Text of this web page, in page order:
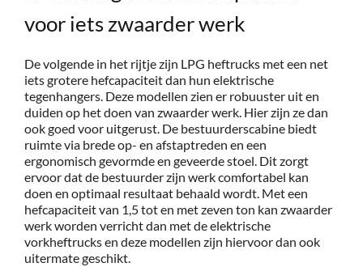
voor iets zwaarder werk
De volgende in het rijtje zijn LPG heftrucks met een net
iets grotere hefcapaciteit dan hun elektrische
tegenhangers. Deze modellen zien er robuuster uit en
duiden op het doen van zwaarder werk. Hier zijn ze dan
ook goed voor uitgerust. De bestuurderscabine biedt
ruimte via brede op- en afstaptreden en een
ergonomisch gevormde en geveerde stoel. Dit zorgt
ervoor dat de bestuurder zijn werk comfortabel kan
doen en optimaal resultaat behaald wordt. Met een
hefcapaciteit van 1,5 tot en met zeven ton kan zwaarder
werk worden verricht dan met de elektrische
vorkheftrucks en deze modellen zijn hiervoor dan ook
uitermate geschikt.